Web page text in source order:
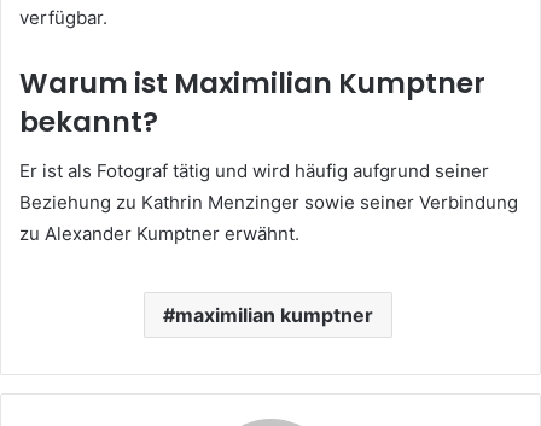
verfügbar.
Warum ist Maximilian Kumptner
bekannt?
Er ist als Fotograf tätig und wird häufig aufgrund seiner
Beziehung zu Kathrin Menzinger sowie seiner Verbindung
zu Alexander Kumptner erwähnt.
maximilian kumptner